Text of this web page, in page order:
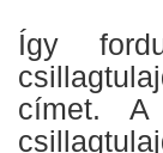
Így
címet.